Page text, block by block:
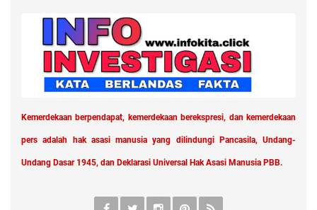
Kemerdekaan berpendapat, kemerdekaan berekspresi, dan kemerdekaan
pers adalah hak asasi manusia yang dilindungi Pancasila, Undang-
Undang Dasar 1945, dan Deklarasi Universal Hak Asasi Manusia PBB.